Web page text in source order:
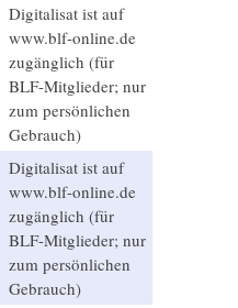
Digitalisat ist auf
www.blf-online.de
zugänglich (für
BLF-Mitglieder; nur
zum persönlichen
Gebrauch)
Digitalisat ist auf
www.blf-online.de
zugänglich (für
BLF-Mitglieder; nur
zum persönlichen
Gebrauch)